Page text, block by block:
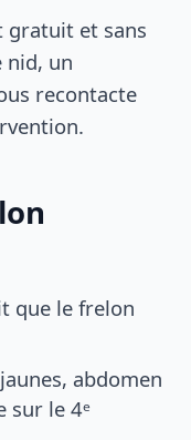
gratuit et sans
nid, un
recontacte
que le frelon
abdomen
sur le 4ᵉ